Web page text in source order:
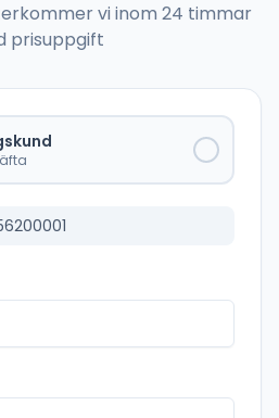
vi inom 24 timmar
prisuppgift